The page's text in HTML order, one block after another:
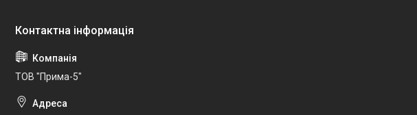
ТОВ "Прима-5"